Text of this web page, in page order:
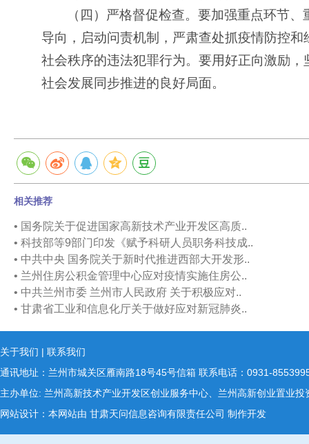
（四）严格督促检查。要加强重点环节
导向，启动问责机制，严肃查处抓疫情防控
社会秩序的违法犯罪行为。要用好正向激励
社会发展同步推进的良好局面。
相关推荐
• 国务院关于促进国家高新技术产业开发区高质..
• 科技部等9部门印发《赋予科研人员职务科技成..
• 中共中央 国务院关于新时代推进西部大开发形..
• 兰州住房公积金管理中心应对疫情实施住房公..
• 中共兰州市委 兰州市人民政府 关于积极应对..
• 甘肃省工业和信息化厅关于做好应对新冠肺炎..
关于我们 | 联系我们
通讯地址：兰州市城关区雁南路18号45号信箱 联系电话：0931-
主办单位: 兰州高新技术产业开发区创业服务中心、兰州高新创业置业
网站设计：本网站由 甘肃天问信息咨询有限责任公司 制作开发